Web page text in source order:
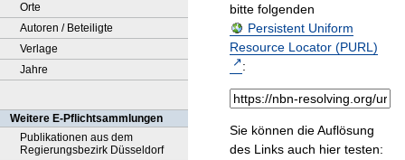
Orte
Autoren / Beteiligte
Verlage
Jahre
Weitere E-Pflichtsammlungen
Publikationen aus dem
Regierungsbezirk Düsseldorf
bitte folgenden
Persistent Uniform
Resource Locator (PURL)
:
Sie können die Auflösung
des Links auch hier testen: